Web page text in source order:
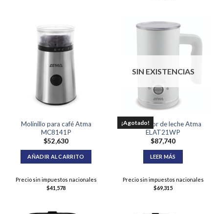
Molinillo para café Atma
MC8141P
$52,630
AÑADIR AL CARRITO
Precio sin impuestos nacionales
$41,578
SIN EXISTENCIAS
¡Agotado!
Espumador de leche Atma
ELAT21WP
$87,740
LEER MÁS
Precio sin impuestos nacionales
$69,315